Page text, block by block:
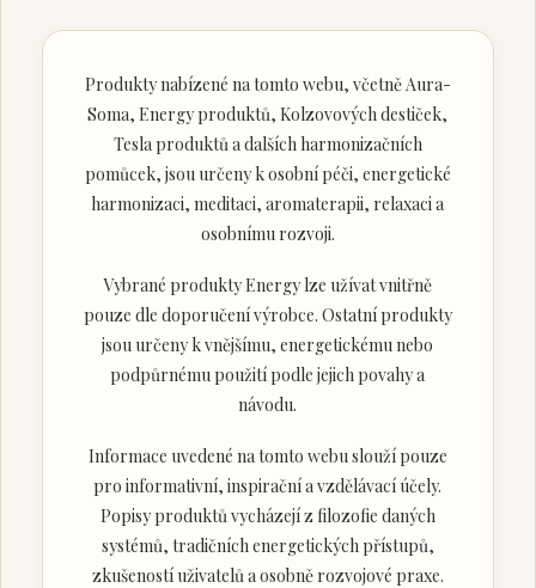
Produkty nabízené na tomto webu, včetně Aura-
Soma, Energy produktů, Kolzovových destiček,
Tesla produktů a dalších harmonizačních
pomůcek, jsou určeny k osobní péči, energetické
harmonizaci, meditaci, aromaterapii, relaxaci a
osobnímu rozvoji.
Vybrané produkty Energy lze užívat vnitřně
pouze dle doporučení výrobce. Ostatní produkty
jsou určeny k vnějšímu, energetickému nebo
podpůrnému použití podle jejich povahy a
návodu.
Informace uvedené na tomto webu slouží pouze
pro informativní, inspirační a vzdělávací účely.
Popisy produktů vycházejí z filozofie daných
systémů, tradičních energetických přístupů,
zkušeností uživatelů a osobně rozvojové praxe.